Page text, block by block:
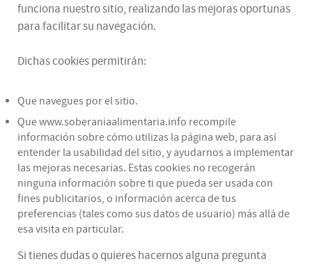
funciona nuestro sitio, realizando las mejoras oportunas
para facilitar su navegación.
Dichas cookies permitirán:
Que navegues por el sitio.
Que www.soberaniaalimentaria.info recompile
información sobre cómo utilizas la página web, para así
entender la usabilidad del sitio, y ayudarnos a implementar
las mejoras necesarias. Estas cookies no recogerán
ninguna información sobre ti que pueda ser usada con
fines publicitarios, o información acerca de tus
preferencias (tales como sus datos de usuario) más allá de
esa visita en particular.
Si tienes dudas o quieres hacernos alguna pregunta